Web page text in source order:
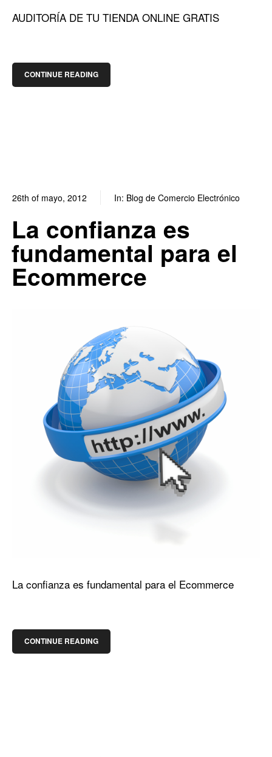
AUDITORÍA DE TU TIENDA ONLINE GRATIS
CONTINUE READING
26th of mayo, 2012 In: Blog de Comercio Electrónico
La confianza es
fundamental para el
Ecommerce
La confianza es fundamental para el Ecommerce
CONTINUE READING